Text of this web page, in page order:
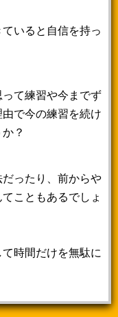
いると自信を持っ
て練習や今までず
で今の練習を続け
？
ったり、前からや
こともあるでしょ
時間だけを無駄に